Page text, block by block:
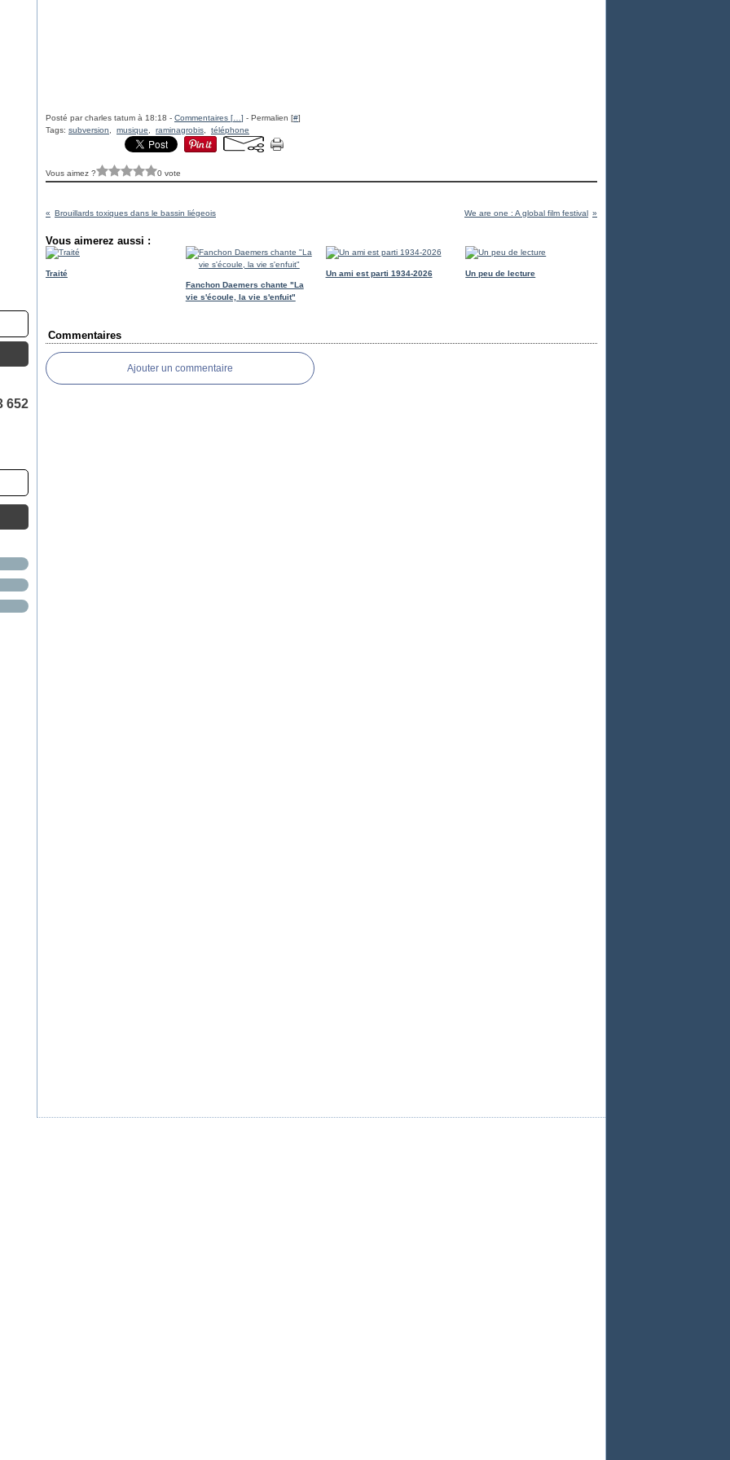
652
Posté par charles tatum à 18:18 - Commentaires [ ] - Permalien [#]
Tags: subversion musique raminagrobis téléphone
Vous aimez ? 0 vote
Brouillards toxiques dans le bassin liégeois We are one : A global film festival
Vous aimerez aussi :
Traité
Fanchon Daemers chante "La
vie s'écoule, la vie s'enfuit"
Un ami est parti 1934-2026 Un peu de lecture
Commentaires
Ajouter un commentaire